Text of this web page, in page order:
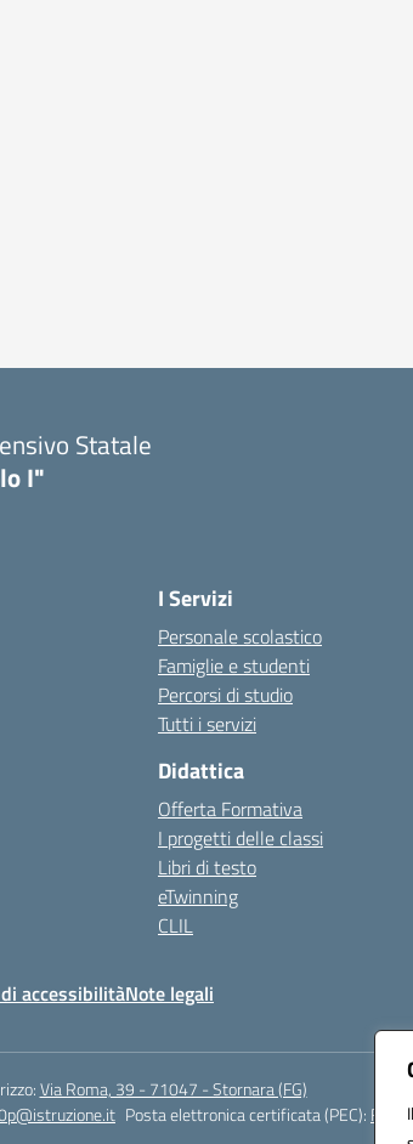
Statale
I"
I Servizi
Personale scolastico
Famiglie e studenti
Percorsi di studio
Tutti i servizi
Didattica
Offerta Formativa
I progetti delle classi
Libri di testo
eTwinning
CLIL
accessibilitàNote legali
Via Roma, 39 - 71047 - Stornara (FG)
Posta elettronica certificata (PEC):